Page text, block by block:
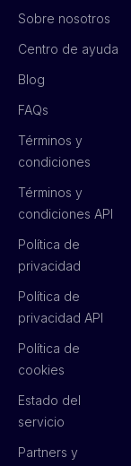
Sobre nosotros
Centro de ayuda
Blog
FAQs
Términos y
condiciones
Términos y
condiciones API
Política de
privacidad
Política de
privacidad API
Política de
cookies
Estado del
servicio
Partners y